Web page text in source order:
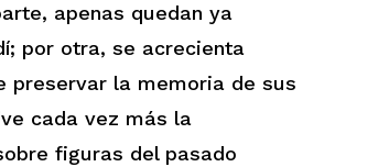
apenas quedan ya
por otra, se acrecienta
preservar la memoria de sus
cada vez más la
figuras del pasado